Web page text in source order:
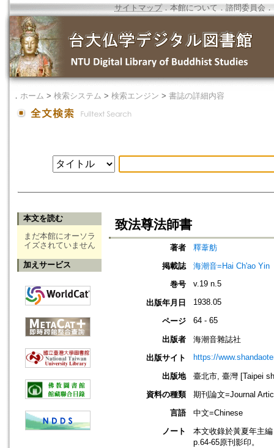
サイトマップ．本館について ． 諮問委員会 ．
． ホーム > 検索システム > 検索エンジン > 書誌の詳細内容
本文を読む
まだ本館にオーソラ
イズされていません
加えサービス
致法尊法師書
著者
釋葦舫
掲載誌
海潮音=Hai Ch'ao Yin
巻号
v.19 n.5
出版年月日 1938.05
ページ 64 - 65
出版者
海潮音雜誌社
出版サイト
https://
出版地
臺北市, 臺灣 [Taipei
資料の種類
期刊論文=Journal
言語
中文=Chinese
ノート
本文收錄於黃夏年主
p.64-65原刊影印。